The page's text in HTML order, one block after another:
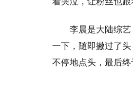
李晨是大陆综
一下，随即撇过了
不停地点头，最后终